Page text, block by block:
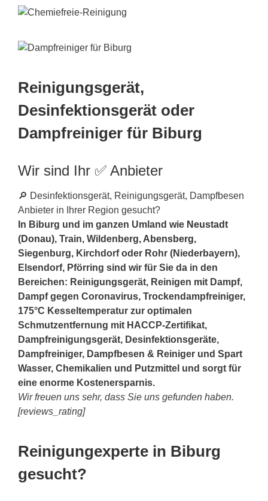
Reinigungsgerät,
Desinfektionsgerät oder
Dampfreiniger für Biburg
Wir sind Ihr ✅ Anbieter
🔎 Desinfektionsgerät, Reinigungsgerät, Dampfbesen
Anbieter in Ihrer Region gesucht?
In Biburg und im ganzen Umland wie Neustadt
(Donau), Train, Wildenberg, Abensberg,
Siegenburg, Kirchdorf oder Rohr (Niederbayern),
Elsendorf, Pförring sind wir für Sie da in den
Bereichen: Reinigungsgerät, Reinigen mit Dampf,
Dampf gegen Coronavirus, Trockendampfreiniger,
175°C Kesseltemperatur zur optimalen
Schmutzentfernung mit HACCP-Zertifikat,
Dampfreinigungsgerät, Desinfektionsgeräte,
Dampfreiniger, Dampfbesen & Reiniger und Spart
Wasser, Chemikalien und Putzmittel und sorgt für
eine enorme Kostenersparnis.
Wir freuen uns sehr, dass Sie uns gefunden haben.
[reviews_rating]
Reinigungexperte in Biburg
gesucht?